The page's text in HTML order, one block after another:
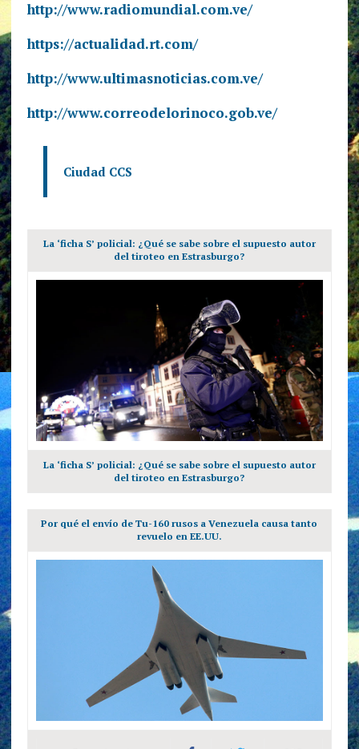
http://www.radiomundial.com.ve/
https://actualidad.rt.com/
http://www.ultimasnoticias.com.ve/
http://www.correodelorinoco.gob.ve/
Ciudad CCS
La ‘ficha S’ policial: ¿Qué se sabe sobre el supuesto autor
del tiroteo en Estrasburgo?
La ‘ficha S’ policial: ¿Qué se sabe sobre el supuesto autor
del tiroteo en Estrasburgo?
Por qué el envío de Tu-160 rusos a Venezuela causa tanto
revuelo en EE.UU.